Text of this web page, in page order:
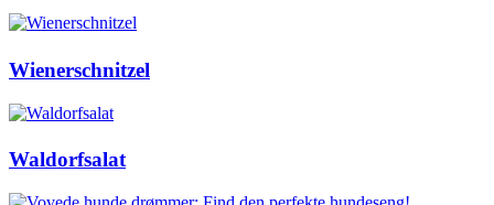
Wienerschnitzel
Waldorfsalat